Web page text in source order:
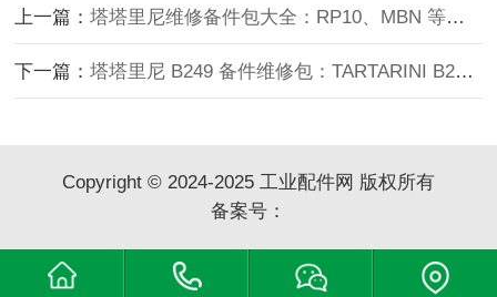
上一篇：塔塔里尼维修备件包大全：RP10、MBN 等型号备件介绍
下一篇：塔塔里尼 B249 备件维修包：TARTARINI B249 及 B249 - AP 维修包介绍
Copyright © 2024-2025 工业配件网 版权所有
备案号：